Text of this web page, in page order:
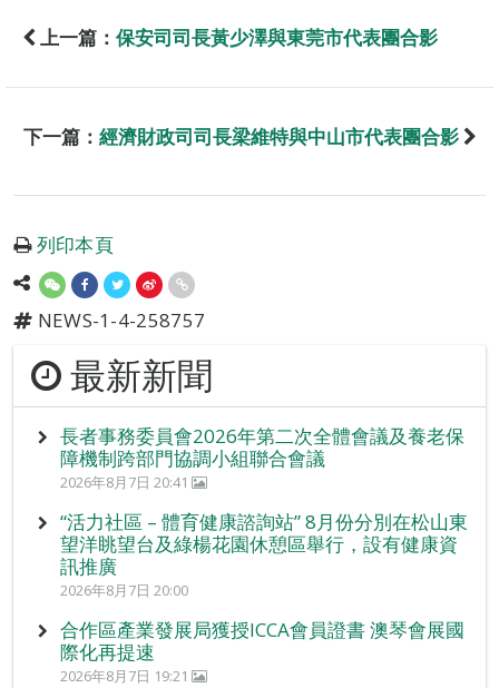
上一篇： 保安司司長黃少澤與東莞市代表團合影
下一篇： 經濟財政司司長梁維特與中山市代表團合影
列印本頁
NEWS-1-4-258757
最新新聞
長者事務委員會2026年第二次全體會議及養老保
障機制跨部門協調小組聯合會議
2026年8月7日 20:41
“活力社區 – 體育健康諮詢站” 8月份分別在松山東
望洋眺望台及綠楊花園休憩區舉行，設有健康資
訊推廣
2026年8月7日 20:00
合作區產業發展局獲授ICCA會員證書 澳琴會展國
際化再提速
2026年8月7日 19:21